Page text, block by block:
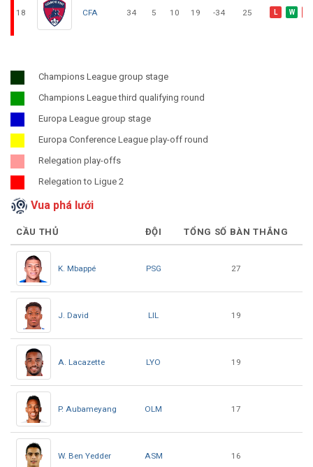
18 CFA 34 5 10 19 -34 25 L W
Champions League group stage
Champions League third qualifying round
Europa League group stage
Europa Conference League play-off round
Relegation play-offs
Relegation to Ligue 2
Vua phá lưới
CẦU THỦ ĐỘI TỔNG SỐ BÀN THẮNG
K. Mbappé PSG 27
J. David LIL 19
A. Lacazette LYO 19
P. Aubameyang OLM 17
W. Ben Yedder ASM 16